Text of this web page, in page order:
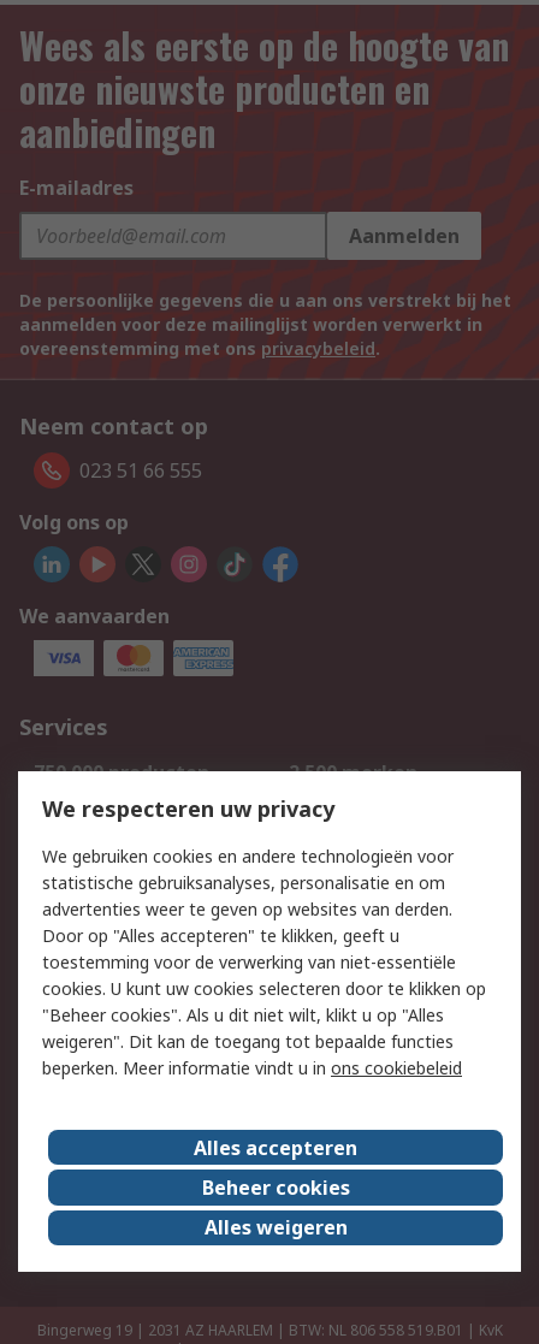
Wees als eerste op de hoogte van
onze nieuwste producten en
aanbiedingen
E-mailadres
Aanmelden
De persoonlijke gegevens die u aan ons verstrekt bij het
aanmelden voor deze mailinglijst worden verwerkt in
overeenstemming met ons privacybeleid.
Neem contact op
023 51 66 555
Volg ons op
We aanvaarden
Services
750.000 producten
2.500 merken
Bestellen
Inkoopoplossingen
Track & Trace
Wettelijk
Cookiebeleid
Email veiligheid
Privacybeleid
Websitevoorwaarden
Algemene
verkoopvoorwaarden
Over RS
RS Group
Over ons
RS wereldwijd
Werken bij RS
ESG
Bingerweg 19 | 2031 AZ HAARLEM | BTW: NL 806 558 519.B01 | KvK
We respecteren uw privacy
We gebruiken cookies en andere technologieën voor
statistische gebruiksanalyses, personalisatie en om
advertenties weer te geven op websites van derden.
Door op "Alles accepteren" te klikken, geeft u
toestemming voor de verwerking van niet-essentiële
cookies. U kunt uw cookies selecteren door te klikken op
"Beheer cookies". Als u dit niet wilt, klikt u op "Alles
weigeren". Dit kan de toegang tot bepaalde functies
beperken. Meer informatie vindt u in ons cookiebeleid
Alles accepteren
Beheer cookies
Alles weigeren